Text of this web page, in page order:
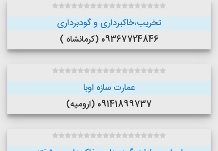
تخریب،خاکبرداری و گودبرداری
09367724846 (کرمانشاه )
عمارت سازه اوبا
09141899737 (ارومیه)